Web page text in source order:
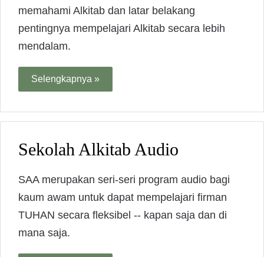
memahami Alkitab dan latar belakang
pentingnya mempelajari Alkitab secara lebih
mendalam.
Selengkapnya »
Sekolah Alkitab Audio
SAA merupakan seri-seri program audio bagi
kaum awam untuk dapat mempelajari firman
TUHAN secara fleksibel -- kapan saja dan di
mana saja.